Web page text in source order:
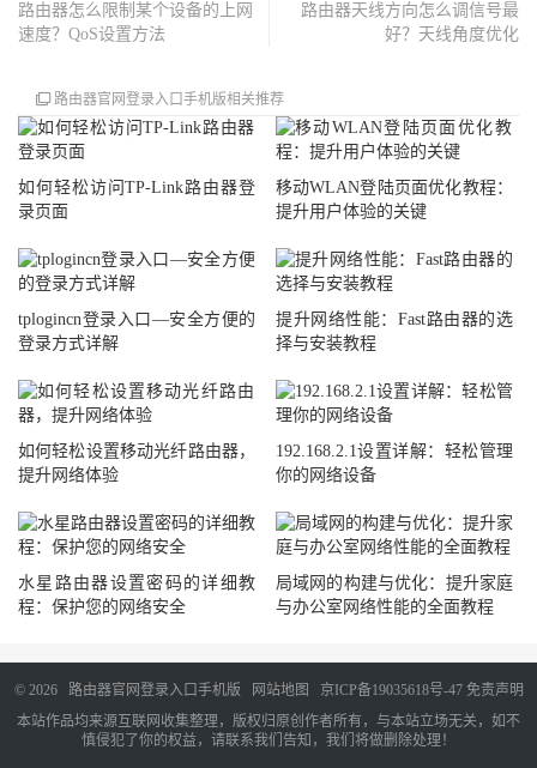
路由器怎么限制某个设备的上网
速度？QoS设置方法
路由器天线方向怎么调信号最
好？天线角度优化
路由器官网登录入口手机版相关推荐
如何轻松访问TP-Link路由器登
录页面
移动WLAN登陆页面优化教程：
提升用户体验的关键
tplogincn登录入口—安全方便的
登录方式详解
提升网络性能：Fast路由器的选
择与安装教程
如何轻松设置移动光纤路由器，
提升网络体验
192.168.2.1设置详解：轻松管理
你的网络设备
水星路由器设置密码的详细教
程：保护您的网络安全
局域网的构建与优化：提升家庭
与办公室网络性能的全面教程
© 2026 路由器官网登录入口手机版 网站地图 京ICP备19035618号-47 免责声明
本站作品均来源互联网收集整理，版权归原创作者所有，与本站立场无关，如不
慎侵犯了你的权益，请联系我们告知，我们将做删除处理！